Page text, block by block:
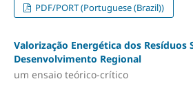
PDF/PORT (Portuguese (Brazil))
Valorização Energética dos Resíduos
Desenvolvimento Regional
um ensaio teórico-crítico